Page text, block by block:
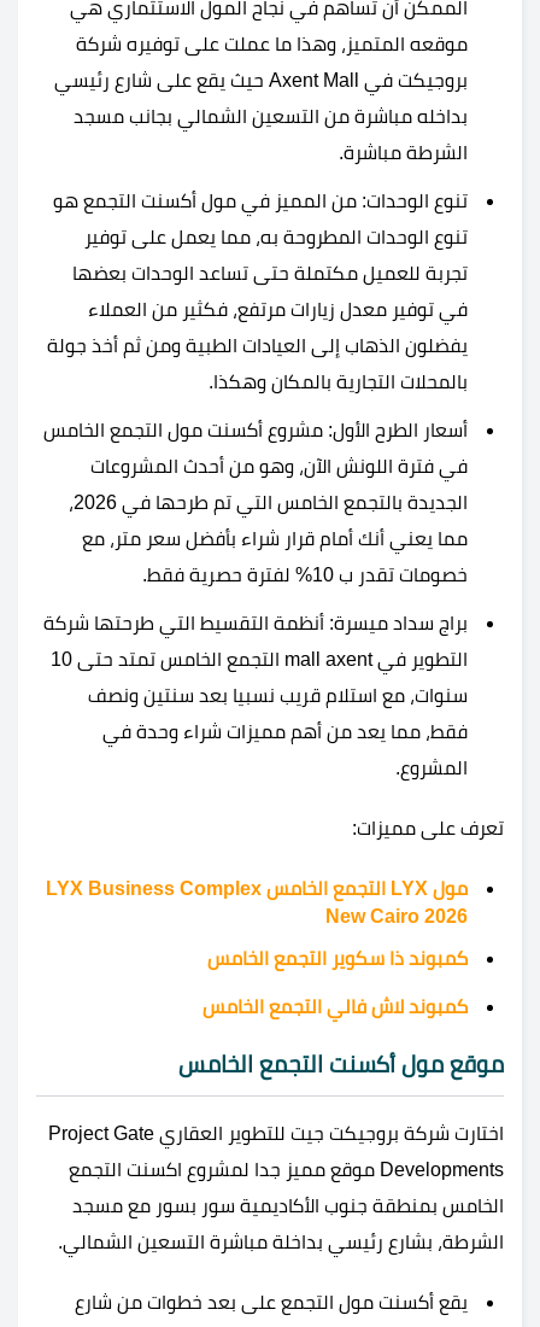
الممكن أن تساهم في نجاح المول الاستثماري هي
موقعه المتميز، وهذا ما عملت على توفيره شركة
بروجيكت في Axent Mall حيث يقع على شارع رئيسي
بداخله مباشرة من التسعين الشمالي بجانب مسجد
الشرطة مباشرة.
تنوع الوحدات: من المميز في مول أكسنت التجمع هو
تنوع الوحدات المطروحة به، مما يعمل على توفير
تجربة للعميل مكتملة حتى تساعد الوحدات بعضها
في توفير معدل زيارات مرتفع، فكثير من العملاء
يفضلون الذهاب إلى العيادات الطبية ومن ثم أخذ جولة
بالمحلات التجارية بالمكان وهكذا.
أسعار الطرح الأول: مشروع أكسنت مول التجمع الخامس
في فترة اللونش الآن، وهو من أحدث المشروعات
الجديدة بالتجمع الخامس التي تم طرحها في 2026،
مما يعني أنك أمام قرار شراء بأفضل سعر متر، مع
خصومات تقدر ب 10% لفترة حصرية فقط.
براج سداد ميسرة: أنظمة التقسيط التي طرحتها شركة
التطوير في mall axent التجمع الخامس تمتد حتى 10
سنوات، مع استلام قريب نسبيا بعد سنتين ونصف
فقط، مما يعد من أهم مميزات شراء وحدة في
المشروع.
تعرف على مميزات:
مول LYX التجمع الخامس LYX Business Complex
New Cairo 2026
كمبوند ذا سكوير التجمع الخامس
كمبوند لاش فالي التجمع الخامس
موقع مول أكسنت التجمع الخامس
اختارت شركة بروجيكت جيت للتطوير العقاري Project Gate
Developments موقع مميز جدا لمشروع اكسنت التجمع
الخامس بمنطقة جنوب الأكاديمية سور بسور مع مسجد
الشرطة، بشارع رئيسي بداخلة مباشرة التسعين الشمالي.
يقع أكسنت مول التجمع على بعد خطوات من شارع